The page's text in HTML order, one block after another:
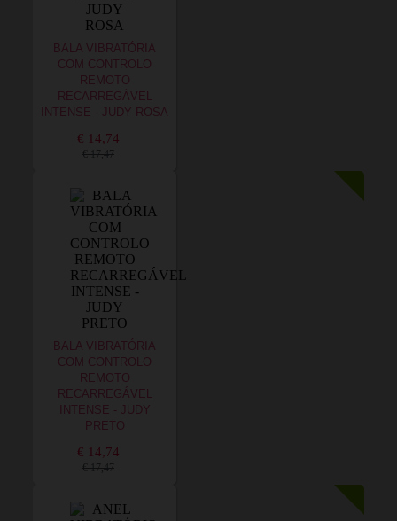
BALA VIBRATÓRIA
COM CONTROLO
REMOTO
RECARREGÁVEL
INTENSE - JUDY ROSA
€ 14,74
€ 17,47
BALA VIBRATÓRIA
COM CONTROLO
REMOTO
RECARREGÁVEL
INTENSE - JUDY
PRETO
€ 14,74
€ 17,47